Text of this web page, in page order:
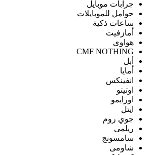
جرابات موبايل
حوامل للموبايلات
ساعات ذكية
أمازفيت
هواوى
CMF NOTHING
أبل
أمايا
انفينكس
اوتيتو
اورايمو
ايتل
جوي روم
ريلمى
سامسونج
شاومى